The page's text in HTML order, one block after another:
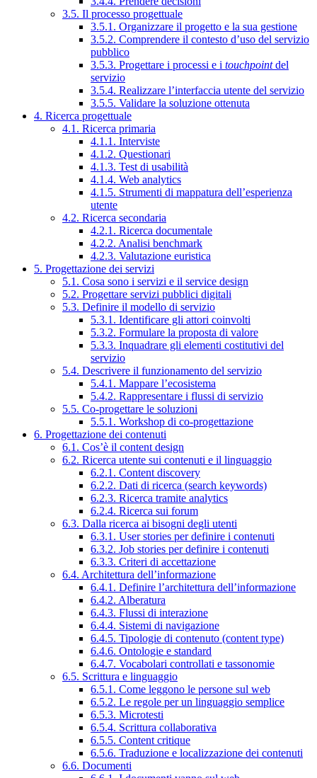
3.5. Il processo progettuale
3.5.1. Organizzare il progetto e la sua gestione
3.5.2. Comprendere il contesto d’uso del servizio
pubblico
3.5.3. Progettare i processi e i touchpointdel
servizio
3.5.4. Realizzare l’interfaccia utente del servizio
3.5.5. Validare la soluzione ottenuta
4. Ricerca progettuale
4.1. Ricerca primaria
4.1.1. Interviste
4.1.2. Questionari
4.1.3. Test di usabilità
4.1.4. Web analytics
4.1.5. Strumenti di mappatura dell’esperienza
utente
4.2. Ricerca secondaria
4.2.1. Ricerca documentale
4.2.2. Analisi benchmark
4.2.3. Valutazione euristica
5. Progettazione dei servizi
5.1. Cosa sono i servizi e il service design
5.2. Progettare servizi pubblici digitali
5.3. Definire il modello di servizio
5.3.1. Identificare gli attori coinvolti
5.3.2. Formulare la proposta di valore
5.3.3. Inquadrare gli elementi costitutivi del
servizio
5.4. Descrivere il funzionamento del servizio
5.4.1. Mappare l’ecosistema
5.4.2. Rappresentare i flussi di servizio
5.5. Co-progettare le soluzioni
5.5.1. Workshop di co-progettazione
6. Progettazione dei contenuti
6.1. Cos’è il content design
6.2. Ricerca utente sui contenuti e il linguaggio
6.2.1. Content discovery
6.2.2. Dati di ricerca (search keywords)
6.2.3. Ricerca tramite analytics
6.2.4. Ricerca sui forum
6.3. Dalla ricerca ai bisogni degli utenti
6.3.1. User stories per definire i contenuti
6.3.2. Job stories per definire i contenuti
6.3.3. Criteri di accettazione
6.4. Architettura dell’informazione
6.4.1. Definire l’architettura dell’informazione
6.4.2. Alberatura
6.4.3. Flussi di interazione
6.4.4. Sistemi di navigazione
6.4.5. Tipologie di contenuto (content type)
6.4.6. Ontologie e standard
6.4.7. Vocabolari controllati e tassonomie
6.5. Scrittura e linguaggio
6.5.1. Come leggono le persone sul web
6.5.2. Le regole per un linguaggio semplice
6.5.3. Microtesti
6.5.4. Scrittura collaborativa
6.5.5. Content critique
6.5.6. Traduzione e localizzazione dei contenuti
6.6. Documenti